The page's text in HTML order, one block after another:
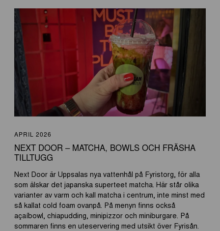
APRIL 2026
NEXT DOOR – MATCHA, BOWLS OCH FRÄSHA
TILLTUGG
Next Door är Uppsalas nya vattenhål på Fyristorg, för alla
som älskar det japanska superteet matcha. Här står olika
varianter av varm och kall matcha i centrum, inte minst med
så kallat cold foam ovanpå. På menyn finns också
açaíbowl, chiapudding, minipizzor och miniburgare. På
sommaren finns en uteservering med utsikt över Fyrisån.